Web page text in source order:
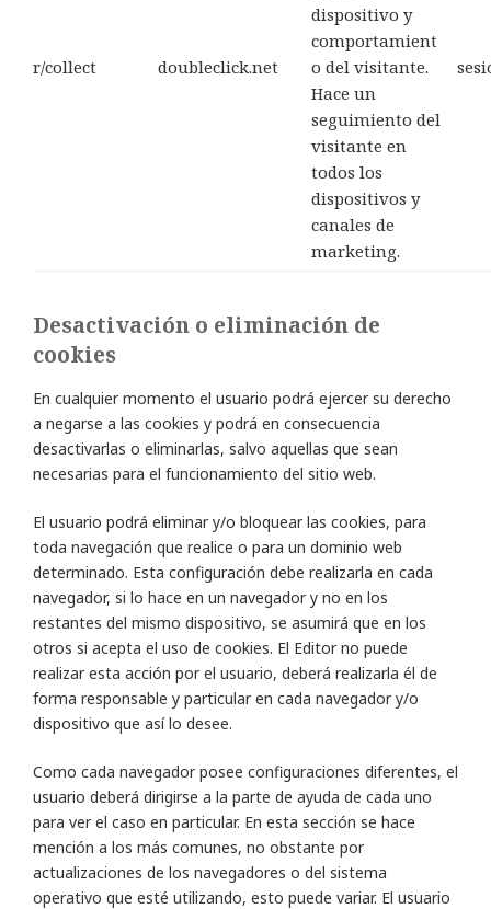
r/collect doubleclick.net
dispositivo y
comportamient
o del visitante.
Hace un
seguimiento del
visitante en
todos los
dispositivos y
canales de
marketing.
Desactivación o eliminación de
cookies
En cualquier momento el usuario podrá ejercer su derecho
a negarse a las cookies y podrá en consecuencia
desactivarlas o eliminarlas, salvo aquellas que sean
necesarias para el funcionamiento del sitio web.
El usuario podrá eliminar y/o bloquear las cookies, para
toda navegación que realice o para un dominio web
determinado. Esta configuración debe realizarla en cada
navegador, si lo hace en un navegador y no en los
restantes del mismo dispositivo, se asumirá que en los
otros si acepta el uso de cookies. El Editor no puede
realizar esta acción por el usuario, deberá realizarla él de
forma responsable y particular en cada navegador y/o
dispositivo que así lo desee.
Como cada navegador posee configuraciones diferentes, el
usuario deberá dirigirse a la parte de ayuda de cada uno
para ver el caso en particular. En esta sección se hace
mención a los más comunes, no obstante por
actualizaciones de los navegadores o del sistema
operativo que esté utilizando, esto puede variar. El usuario